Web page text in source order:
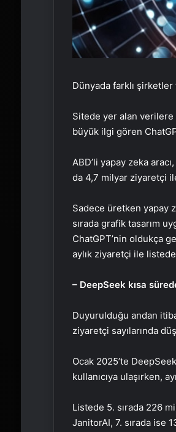
Dünyada farklı şirketler
Sitede yer alan verilere
büyük ilgi gören
ABD’li yapay zeka
da 4,7 milyar ziyaretçi
Sadece üretken yapay
sırada grafik tasarım
ChatGPT’nin oldukça
aylık ziyaretçi ile
– DeepSeek kısa
Duyurulduğu andan
ziyaretçi sayılarında
Ocak 2025’te
kullanıcıya ulaşırken,
Listede 5. sırada 226
JanitorAI, 7. sırada ise